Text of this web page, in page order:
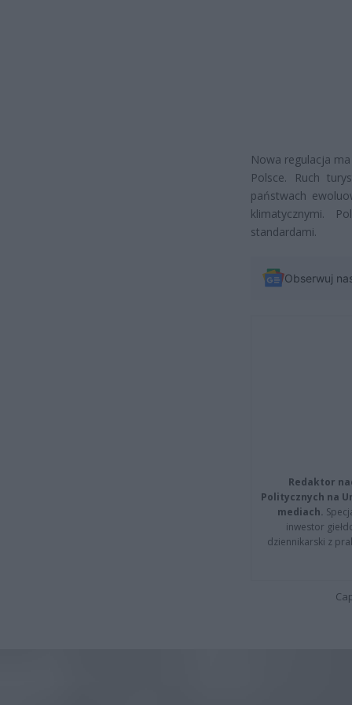
Nowa regulacja
Polsce. Ruch
państwach
klimatycznymi.
standardami.
Obserwuj
Redaktor
Politycznych na
mediach.
inwestor
dziennikarski z